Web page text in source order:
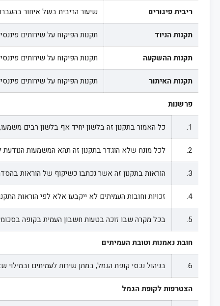
ריבית פיגורים שיעור הריבית בשל איחור
תקנות הניוד תקנות הפיקוח על שירותים
תקנות ההשקעה תקנות הפיקוח על שירותים
תקנות האיתור תקנות הפיקוח על שירותים
פרשנות
1. כל האמור בתקנון זה בלשון יחיד אף בלשון רבים
2. לכל מונח שלא הוגדר בתקנון זה תהא המשמעות הנודעת לו במקומו המתאים בהסדר התחיקתי, בחוק
3. הוראות בתקנון זה אשר נכתבו כשיקוף של הוראות
4. זכויות וחובות העמיתים לא ייקבעו אלא לפי הוראות
5. בכל מקרה שבו זוכה בטעות חשבון העמית בקופה
חובת נאמנות וטובת העמיתים
6. בניהול נכסי קופת הגמל, במתן שירות לעמיתים
הצטרפות לקופת הגמל